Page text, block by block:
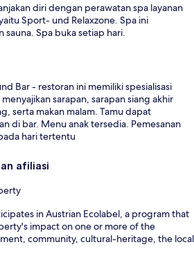
diri dengan perawatan spa layanan
Sport- und Relaxzone. Spa ini
Spa buka setiap hari.
Bar - restoran ini memiliki spesialisasi
sarapan, sarapan siang akhir
serta makan malam. Tamu dapat
di bar. Menu anak tersedia. Pemesanan
hari tertentu
afiliasi
in Austrian Ecolabel, a program that
impact on one or more of the
community, cultural-heritage, the local